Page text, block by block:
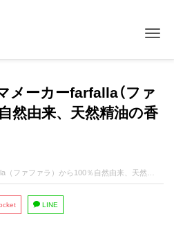
メーカーfarfalla（ファ
然由来、天然精油の香
ァラ）から100％自然由来、天然精油の香水が新登場
LINE